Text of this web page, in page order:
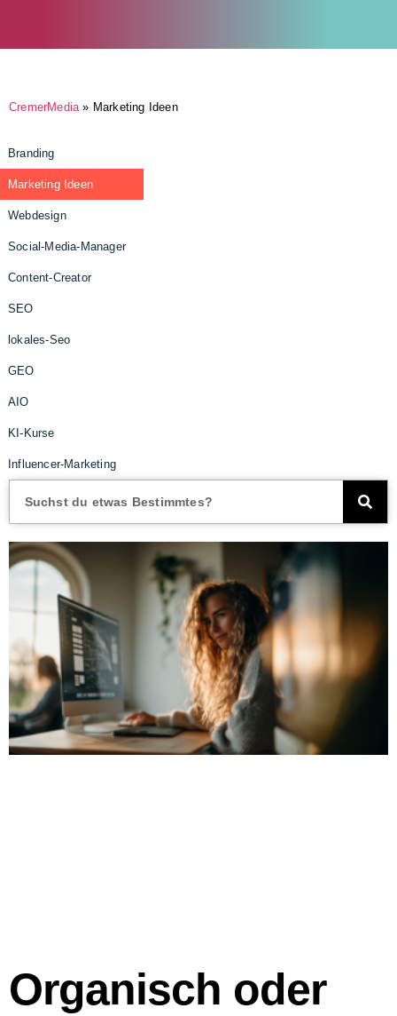
CremerMedia » Marketing Ideen
Branding
Marketing Ideen
Webdesign
Social-Media-Manager
Content-Creator
SEO
lokales-Seo
GEO
AIO
KI-Kurse
Influencer-Marketing
Organisch oder